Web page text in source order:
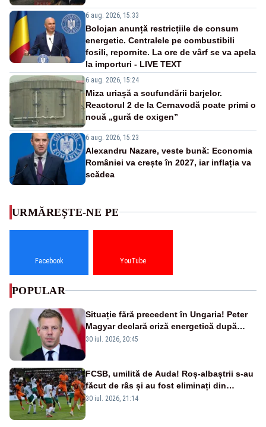
6 aug. 2026, 15:33
Bolojan anunță restricțiile de consum
energetic. Centralele pe combustibili
fosili, repornite. La ore de vârf se va apela
la importuri - LIVE TEXT
6 aug. 2026, 15:24
Miza uriașă a scufundării barjelor.
Reactorul 2 de la Cernavodă poate primi o
nouă „gură de oxigen”
6 aug. 2026, 15:23
Alexandru Nazare, veste bună: Economia
României va crește în 2027, iar inflația va
scădea
URMĂREȘTE-NE PE
Facebook YouTube
POPULAR
Situație fără precedent în Ungaria! Peter
Magyar declară criză energetică după
oprirea centralei de la Paks
30 iul. 2026, 20:45
FCSB, umilită de Auda! Roș-albaștrii s-au
făcut de râs și au fost eliminați din
Conference League
30 iul. 2026, 21:14